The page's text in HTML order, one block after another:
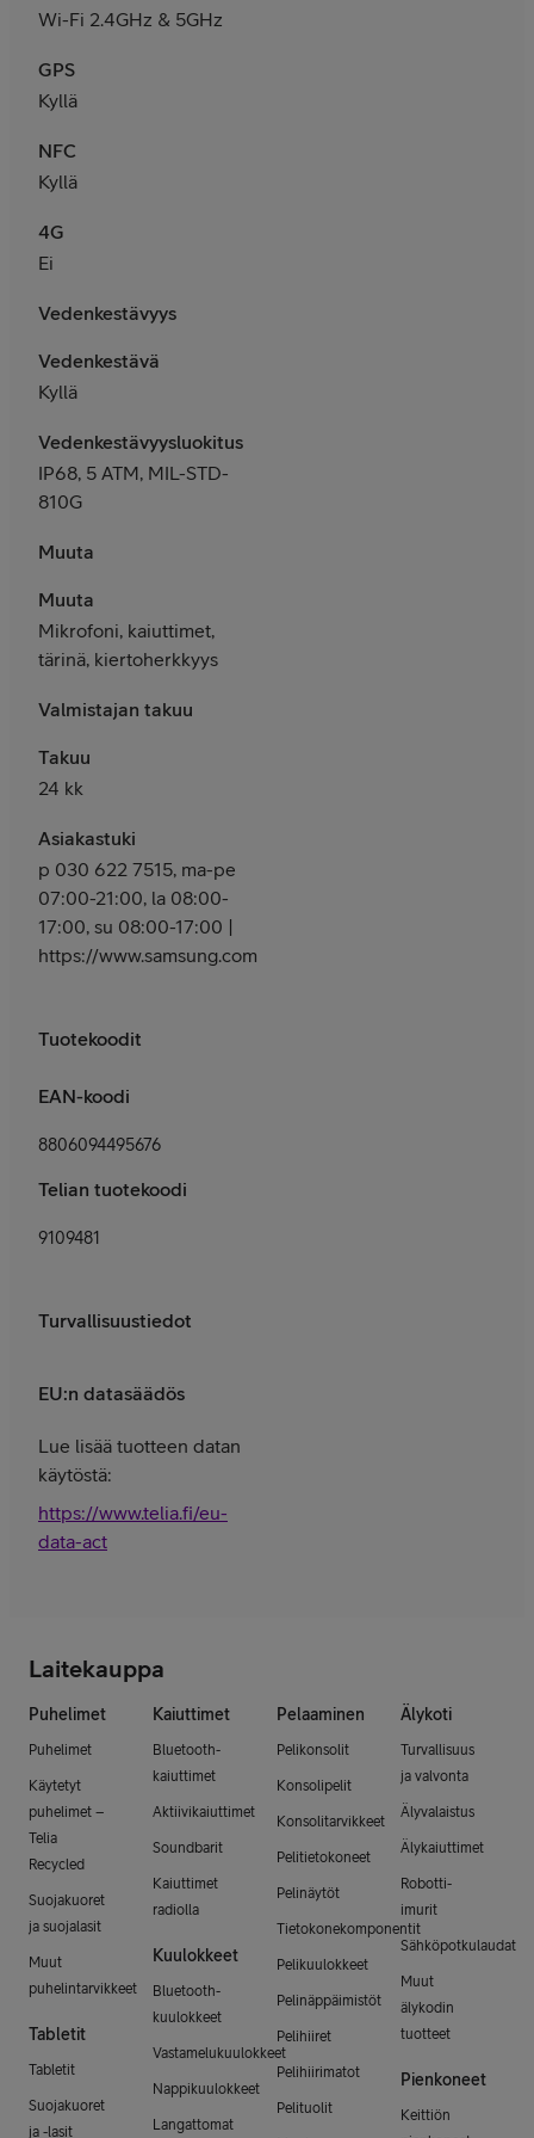
Wi-Fi 2.4GHz & 5GHz
GPS
Kyllä
NFC
Kyllä
4G
Ei
Vedenkestävyys
Vedenkestävä
Kyllä
Vedenkestävyysluokitus
IP68, 5 ATM, MIL-STD-
810G
Muuta
Muuta
Mikrofoni, kaiuttimet,
tärinä, kiertoherkkyys
Valmistajan takuu
Takuu
24 kk
Asiakastuki
p 030 622 7515, ma-pe
07:00-21:00, la 08:00-
17:00, su 08:00-17:00 |
https://www.samsung.com/fi/support/
Tuotekoodit
EAN-koodi
8806094495676
Telian tuotekoodi
9109481
Turvallisuustiedot
EU:n datasäädös
Lue lisää tuotteen datan
käytöstä:
https://www.telia.fi/eu-
data-act
Laitekauppa
Puhelimet
Puhelimet
Käytetyt
puhelimet –
Telia
Recycled
Suojakuoret
ja suojalasit
Muut
puhelintarvikkeet
Tabletit
Tabletit
Suojakuoret
ja -lasit
Kaiuttimet
Bluetooth-
kaiuttimet
Aktiivikaiuttimet
Soundbarit
Kaiuttimet
radiolla
Kuulokkeet
Bluetooth-
kuulokkeet
Vastamelukuulokkeet
Nappikuulokkeet
Langattomat
Pelaaminen
Pelikonsolit
Konsolipelit
Konsolitarvikkeet
Pelitietokoneet
Pelinäytöt
Tietokonekomponentit
Pelikuulokkeet
Pelinäppäimistöt
Pelihiiret
Pelihiirimatot
Pelituolit
Älykoti
Turvallisuus
ja valvonta
Älyvalaistus
Älykaiuttimet
Robotti-
imurit
Sähköpotkulaudat
Muut
älykodin
tuotteet
Pienkoneet
Keittiön